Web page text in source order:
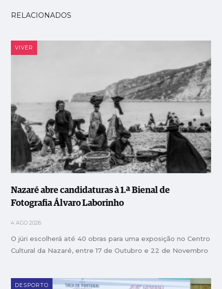
RELACIONADOS
VIVER
Nazaré abre candidaturas à 1.ª Bienal de
Fotografia Álvaro Laborinho
4 AGO 2026
O júri escolherá até 40 obras para uma exposição no Centro
Cultural da Nazaré, entre 17 de Outubro e 22 de Novembro
DESPORTO